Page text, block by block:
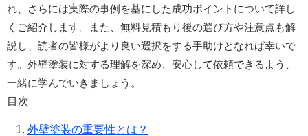
れ、さらには実際の事例を基にした成功ポイントについて詳し
くご紹介します。また、無料見積もり後の選び方や注意点も解
説し、読者の皆様がより良い選択をする手助けとなれば幸いで
す。外壁塗装に対する理解を深め、安心して依頼できるよう、
一緒に学んでいきましょう。
目次
外壁塗装の重要性とは？